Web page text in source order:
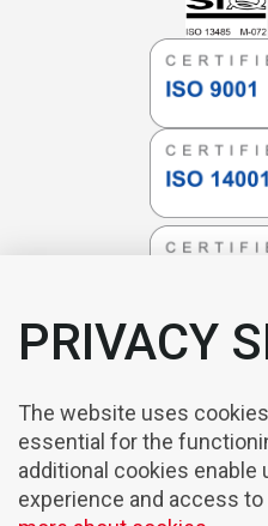
PRIVACY
The website uses
essential for the
additional cookies enable
experience and access